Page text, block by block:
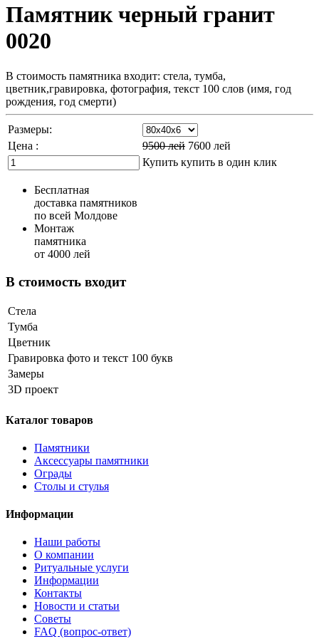
Памятник черный гранит
0020
В стоимость памятника входит: стела, тумба,
цветник,гравировка, фотография, текст 100 слов (имя, год
рождения, год смерти)
Размеры:
Цена :
9500лей 7600 лей
Купить купить в один клик
Бесплатная
доставка памятников
по всей Молдове
Монтаж
памятника
от 4000 лей
В стоимость входит
Стела
Тумба
Цветник
Гравировка фото и текст 100 букв
Замеры
3D проект
Каталог товаров
Памятники
Аксессуары памятники
Ограды
Столы и стулья
Информации
Наши работы
О компании
Ритуальные услуги
Информации
Контакты
Новости и статьи
Советы
FAQ (вопрос-ответ)